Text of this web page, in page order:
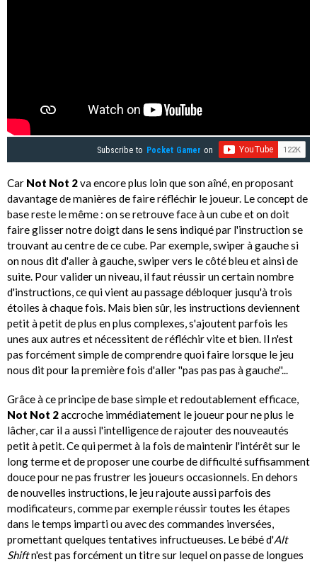
Subscribe to Pocket Gamer on
Car Not Not 2va encore plus loin que son aîné, en proposant
davantage de manières de faire réfléchir le joueur. Le concept de
base reste le même : on se retrouve face à un cube et on doit
faire glisser notre doigt dans le sens indiqué par l'instruction se
trouvant au centre de ce cube. Par exemple, swiper à gauche si
on nous dit d'aller à gauche, swiper vers le côté bleu et ainsi de
suite. Pour valider un niveau, il faut réussir un certain nombre
d'instructions, ce qui vient au passage débloquer jusqu'à trois
étoiles à chaque fois. Mais bien sûr, les instructions deviennent
petit à petit de plus en plus complexes, s'ajoutent parfois les
unes aux autres et nécessitent de réfléchir vite et bien. Il n'est
pas forcément simple de comprendre quoi faire lorsque le jeu
nous dit pour la première fois d'aller ''pas pas pas à gauche''...
Grâce à ce principe de base simple et redoutablement efficace,
Not Not 2accroche immédiatement le joueur pour ne plus le
lâcher, car il a aussi l'intelligence de rajouter des nouveautés
petit à petit. Ce qui permet à la fois de maintenir l'intérêt sur le
long terme et de proposer une courbe de difficulté suffisamment
douce pour ne pas frustrer les joueurs occasionnels. En dehors
de nouvelles instructions, le jeu rajoute aussi parfois des
modificateurs, comme par exemple réussir toutes les étapes
dans le temps imparti ou avec des commandes inversées,
promettant quelques tentatives infructueuses. Le bébé d'Alt
Shiftn'est pas forcément un titre sur lequel on passe de longues